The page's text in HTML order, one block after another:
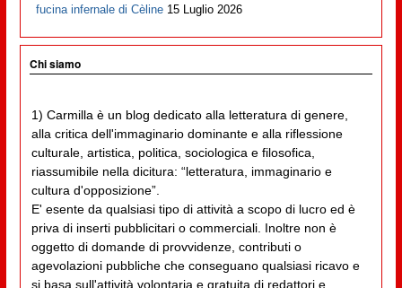
fucina infernale di Cèline 15 Luglio 2026
Chi siamo
1) Carmilla è un blog dedicato alla letteratura di genere,
alla critica dell'immaginario dominante e alla riflessione
culturale, artistica, politica, sociologica e filosofica,
riassumibile nella dicitura: “letteratura, immaginario e
cultura d'opposizione”.
E' esente da qualsiasi tipo di attività a scopo di lucro ed è
priva di inserti pubblicitari o commerciali. Inoltre non è
oggetto di domande di provvidenze, contributi o
agevolazioni pubbliche che conseguano qualsiasi ricavo e
si basa sull'attività volontaria e gratuita di redattori e